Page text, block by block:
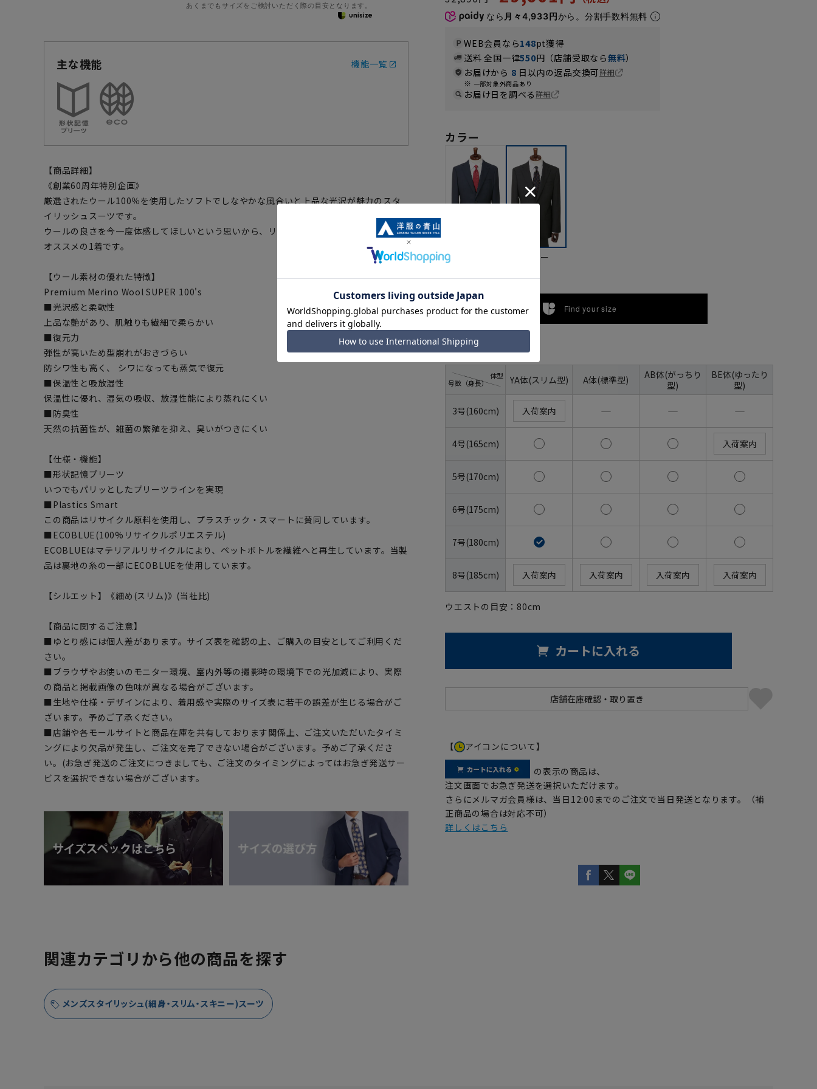
あくまでもサイズをご検討いただく際の目安となります。
主な機能 機能一覧
【商品詳細】
《創業60周年特別企画》
厳選されたウール100％を使用したソフトでしなやかな風合いと上品な光沢が魅力のスタ
イリッシュスーツです。
ウールの良さを今一度体感してほしいという思いから、リーズナブルな価格にて企画した
オススメの1着です。
【ウール素材の優れた特徴】
Premium Merino Wool SUPER 100's
■光沢感と柔軟性
上品な艶があり、肌触りも繊細で柔らかい
■復元力
弾性が高いため型崩れがおきづらい
防シワ性も高く、 シワになっても蒸気で復元
■保温性と吸放湿性
保温性に優れ、湿気の吸収、放湿性能により蒸れにくい
■防臭性
天然の抗菌性が、雑菌の繁殖を抑え、臭いがつきにくい
【仕様・機能】
■形状記憶プリーツ
いつでもパリッとしたプリーツラインを実現
■Plastics Smart
この商品はリサイクル原料を使用し、プラスチック・スマートに賛同しています。
■ECOBLUE(100%リサイクルポリエステル)
ECOBLUEはマテリアルリサイクルにより、ペットボトルを繊維へと再生しています。当製
品は裏地の糸の一部にECOBLUEを使用しています。
【シルエット】《細め(スリム)》(当社比)
【商品に関するご注意】
■ゆとり感には個人差があります。サイズ表を確認の上、ご購入の目安としてご利用くだ
さい。
■ブラウザやお使いのモニター環境、室内外等の撮影時の環境下での光加減により、実際
の商品と掲載画像の色味が異なる場合がございます。
■生地や仕様・デザインにより、着用感や実際のサイズ表に若干の誤差が生じる場合がご
ざいます。予めご了承ください。
■店舗や各モールサイトと商品在庫を共有しております関係上、ご注文いただいたタイミ
ングにより欠品が発生し、ご注文を完了できない場合がございます。予めご了承くださ
い。(お急ぎ発送のご注文につきましても、ご注文のタイミングによってはお急ぎ発送サー
ビスを選択できない場合がございます。
なら 月々4,933円から。分割手数料無料
WEB会員なら148pt獲得
送料 全国一律550円（店舗受取なら無料）
お届けから 8 日以内の返品交換可詳細
一部対象外商品あり
お届け日を調べる詳細
カラー
グレー
Find your size
サイズ
号数（身長）
体型 YA体(スリム型) A体(標準型)
AB体(がっちり
型)
BE体(ゆったり
型)
3号(160cm) 入荷案内 ― ― ―
4号(165cm) 入荷案内
5号(170cm)
6号(175cm)
7号(180cm)
8号(185cm) 入荷案内 入荷案内 入荷案内 入荷案内
ウエストの目安： 80cm
カートに入れる
【 アイコンについて】
の表示の商品は、
注文画面でお急ぎ発送を選択いただけます。
さらにメルマガ会員様は、当日12:00までのご注文で当日発送となります。（補
正商品の場合は対応不可）
詳しくはこちら
関連カテゴリから他の商品を探す
メンズスタイリッシュ(細身・スリム・スキニー)スーツ